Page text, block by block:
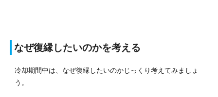
なぜ復縁したいのかを考える
冷却期間中は、なぜ復縁したいのかじっくり考えてみましょ
う。